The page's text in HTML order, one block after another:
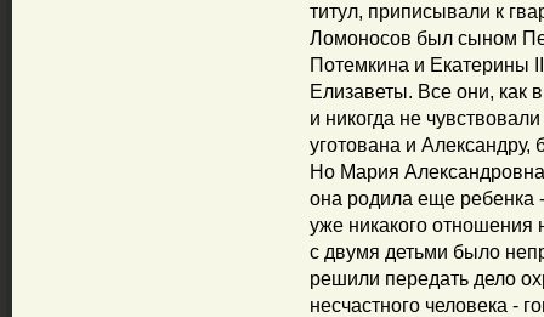
титул, приписывали к
Ломоносов был сыном
Потемкина и Екатерины
Елизаветы. Все они, как
и никогда не
уготована и Александру,
Но Мария
она родила еще ребенка
уже никакого
с двумя детьми было
решили передать дело
несчастного человека -